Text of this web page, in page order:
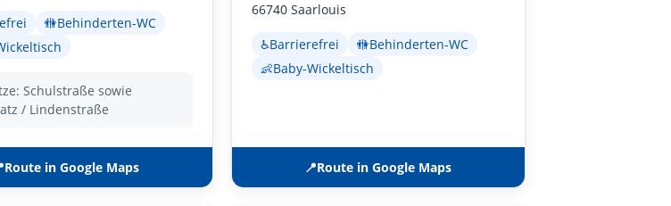
🚻Behinderten-WC
Schulstraße sowie
/ Lindenstraße
Route in Google Maps
66740 Saarlouis
♿Barrierefrei 🚻Behinderten-WC
👶Baby-Wickeltisch
📍Route in Google Maps